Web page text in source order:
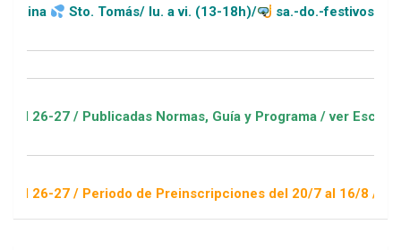
Tomás/ lu. a vi. (13-18h)/ sa.-do.-festivos (11-20h)
/ Publicadas Normas, Guía y Programa / ver Escuelas
/ Periodo de Preinscripciones del 20/7 al 16/8 / Sorteo 1 de